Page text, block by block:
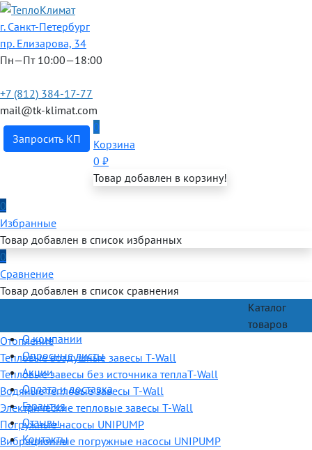
г. Санкт-Петербург
пр. Елизарова, 34
Пн—Пт 10:00—18:00
+7 (812) 384-17-77
mail@tk-klimat.com
Запросить КП
0
Корзина
0 ₽
Товар добавлен в корзину!
0
Избранные
Товар добавлен в список избранных
0
Сравнение
Товар добавлен в список сравнения
О компании
Опросные листы
Акции
Оплата и доставка
Гарантия
Отзывы
Контакты
Каталог
товаров
Отопление
Тепловые воздушные завесы T-Wall
Тепловые завесы без источника теплаT-Wall
Водяные тепловые завесы T-Wall
Электрические тепловые завесы T-Wall
Погружные насосы UNIPUMP
Вибрационные погружные насосы UNIPUMP